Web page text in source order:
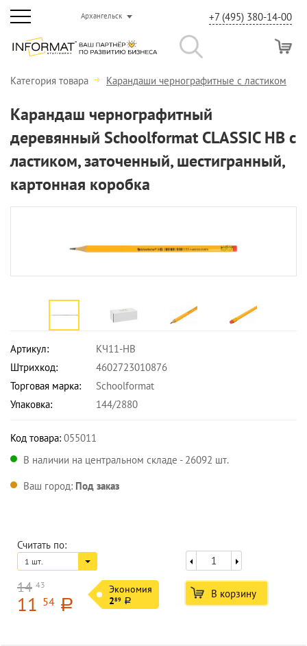
Архангельск +7 (495) 380-14-00
Категория товара Карандаши чернографитные с ластиком
Карандаш чернографитный
деревянный Schoolformat CLASSIC НВ с
ластиком, заточенный, шестигранный,
картонная коробка
Артикул:
КЧ11-HB
Штрихкод:
4602723010876
Торговая марка:
Schoolformat
Упаковка:
144/2880
Код товара: 055011
В наличии на центральном складе - 26092 шт.
Ваш город: Под заказ
Считать по:
1 шт.
14 43
11 54 a
Экономия
289 a
В корзину